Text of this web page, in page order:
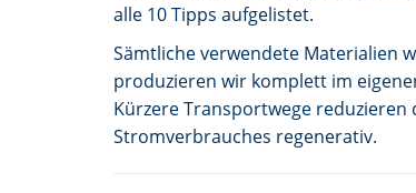
alle 10 Tipps aufgelistet.
Sämtliche verwendete Materialien
produzieren wir komplett im
Kürzere Transportwege reduzieren
Stromverbrauches regenerativ.